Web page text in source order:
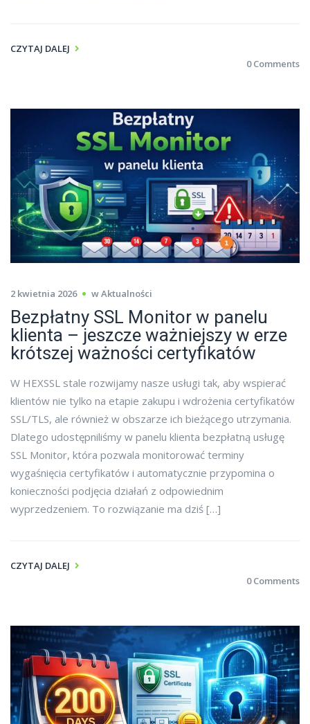
CZYTAJ DALEJ
0 Comments
2 kwietnia 2026 wAktualności
Bezpłatny SSL Monitor w panelu
klienta – jeszcze ważniejszy w erze
krótszej ważności certyfikatów
W HEXSSL stale rozwijamy nasze usługi tak, aby wspierać
klientów nie tylko na etapie zakupu i wdrożenia certyfikatów
SSL/TLS, ale również w obszarze ich bieżącego utrzymania.
Dlatego udostępniliśmy w panelu klienta bezpłatną usługę
SSL Monitor, która pozwala monitorować terminy
wygaśnięcia certyfikatów i automatycznie przypomina o
konieczności podjęcia działań z odpowiednim
wyprzedzeniem. To rozwiązanie ma dziś […]
CZYTAJ DALEJ
0 Comments